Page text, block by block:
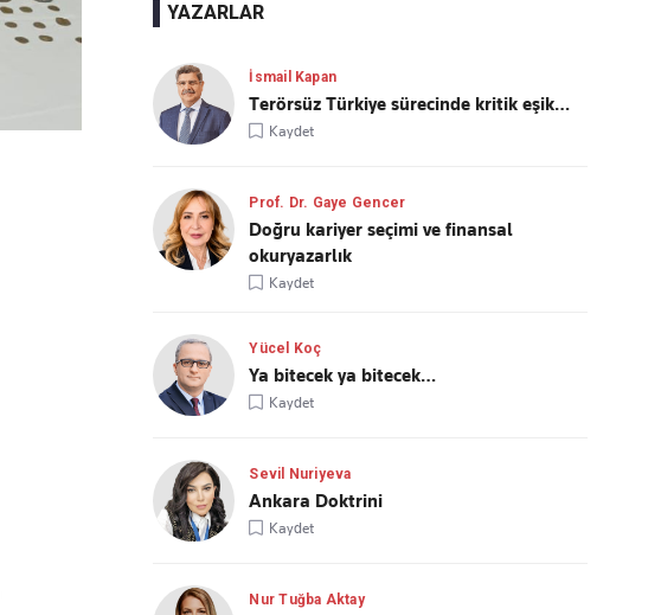
YAZARLAR
İsmail Kapan
Terörsüz Türkiye sürecinde kritik eşik…
Kaydet
Prof. Dr. Gaye Gencer
Doğru kariyer seçimi ve finansal
okuryazarlık
Kaydet
Yücel Koç
Ya bitecek ya bitecek…
Kaydet
Sevil Nuriyeva
Ankara Doktrini
Kaydet
Nur Tuğba Aktay